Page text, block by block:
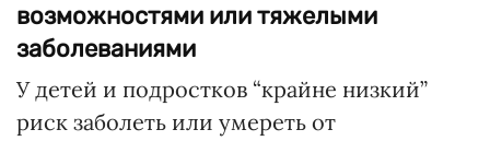
возможностями или тяжелыми
заболеваниями
У детей и подростков “крайне низкий”
риск заболеть или умереть от